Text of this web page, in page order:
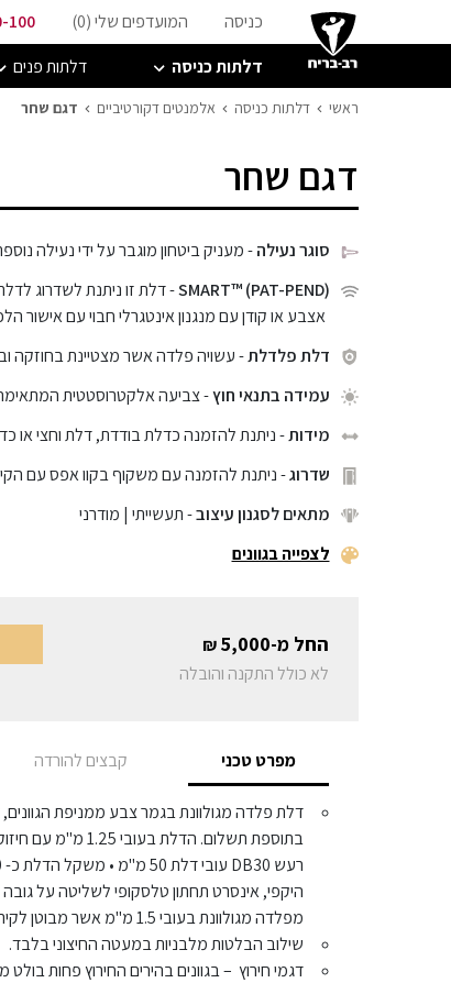
כניסה המועדפים שלי (0
)
100
דלתות כניסה
דלתות פנים
ראשי דלתות כניסה אלמנטים דקורטיביים דגם שחר
דגם שחר
סוגר נעילה- מעניק ביטחון מוגבר על ידי נעילה
SMART™ (PAT-PEND)- דלת זו ניתנת לשדרוג
אצבע או קודן עם מנגנון אינטגרלי חבוי עם אישור
דלת פלדלת- עשויה פלדה אשר מצטיינת בחוזקה
עמידה בתנאי חוץ- צביעה אלקטרוסטטית המתאימה
מידות- ניתנת להזמנה כדלת בודדת, דלת וחצי או
שדרוג- ניתנת להזמנה עם משקוף בקוו אפס עם הקיר
מתאים לסגנון עיצוב- תעשייתי | מודרני
לצפייה בגוונים
החל מ- ₪5,000
לא כולל התקנה והובלה
מפרט טכני קבצים להורדה
בתוספת תשלום.
היקפי, אינסרט תחתון טלסקופי לשליטה על
מפלדה מגולוונת בעובי 1.5 מ"מ אשר מבוטן לקיר או משקוף כיסוי מותקן על גבי משקוף קיים.
שילוב הבלטות מלבניות במעטה החיצוני בלבד.
דגמי חירוץ – בגוונים בהירים החירוץ פחות בולט